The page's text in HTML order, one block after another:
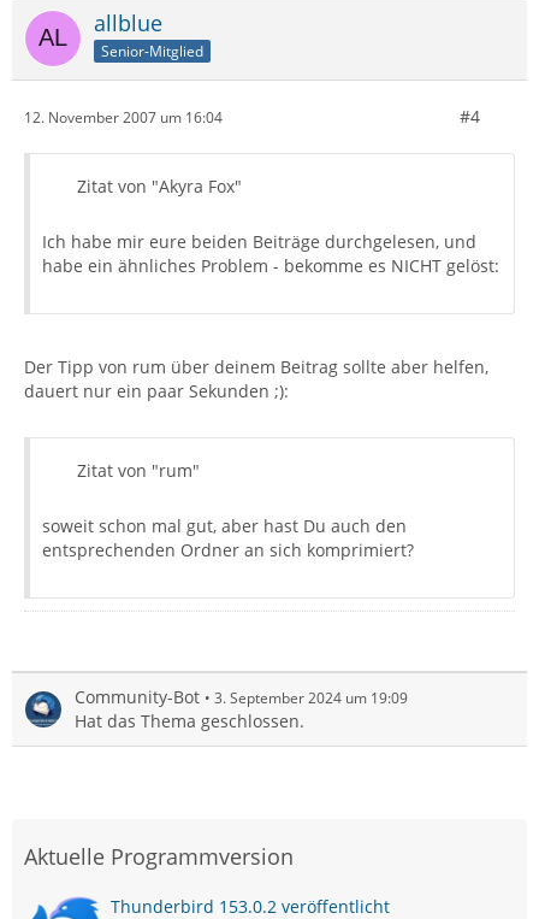
allblue
Senior-Mitglied
12. November 2007 um 16:04 #4
Zitat von "Akyra Fox"
Ich habe mir eure beiden Beiträge durchgelesen, und
habe ein ähnliches Problem - bekomme es NICHT gelöst:
Der Tipp von rum über deinem Beitrag sollte aber helfen,
dauert nur ein paar Sekunden ;):
Zitat von "rum"
soweit schon mal gut, aber hast Du auch den
entsprechenden Ordner an sich komprimiert?
Community-Bot 3. September 2024 um 19:09
Hat das Thema geschlossen.
Aktuelle Programmversion
Thunderbird 153.0.2 veröffentlicht